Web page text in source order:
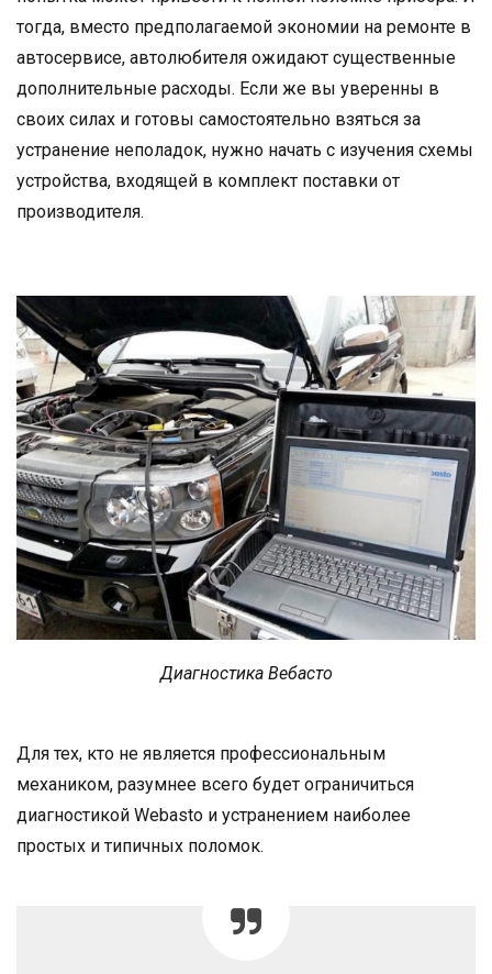
тогда, вместо предполагаемой экономии на ремонте в
автосервисе, автолюбителя ожидают существенные
дополнительные расходы. Если же вы уверенны в
своих силах и готовы самостоятельно взяться за
устранение неполадок, нужно начать с изучения схемы
устройства, входящей в комплект поставки от
производителя.
Диагностика Вебасто
Для тех, кто не является профессиональным
механиком, разумнее всего будет ограничиться
диагностикой Webasto и устранением наиболее
простых и типичных поломок.